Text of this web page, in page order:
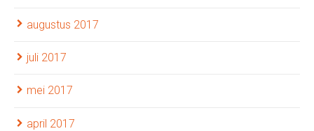
augustus 2017
juli 2017
mei 2017
april 2017